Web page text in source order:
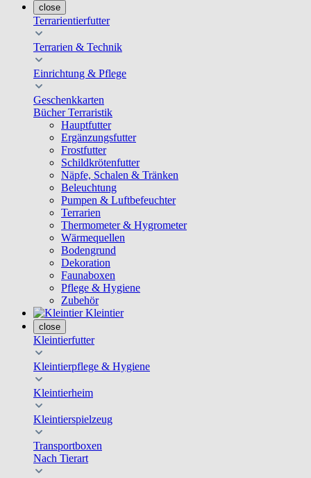
close
Terrarientierfutter
Terrarien & Technik
Einrichtung & Pflege
Geschenkkarten
Bücher Terraristik
Hauptfutter
Ergänzungsfutter
Frostfutter
Schildkrötenfutter
Näpfe, Schalen & Tränken
Beleuchtung
Pumpen & Luftbefeuchter
Terrarien
Thermometer & Hygrometer
Wärmequellen
Bodengrund
Dekoration
Faunaboxen
Pflege & Hygiene
Zubehör
Kleintier
close
Kleintierfutter
Kleintierpflege & Hygiene
Kleintierheim
Kleintierspielzeug
Transportboxen
Nach Tierart